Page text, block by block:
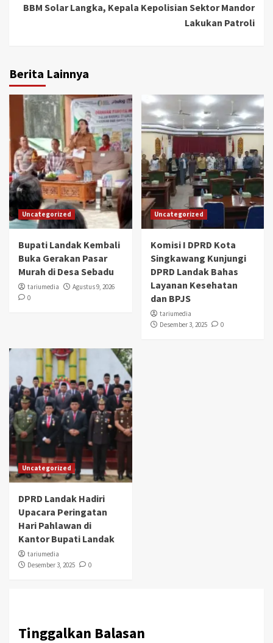
BBM Solar Langka, Kepala Kepolisian Sektor Mandor
Lakukan Patroli
Berita Lainnya
Uncategorized
Bupati Landak Kembali
Buka Gerakan Pasar
Murah di Desa Sebadu
tariumedia
Agustus 9, 2026
0
Uncategorized
Komisi I DPRD Kota
Singkawang Kunjungi
DPRD Landak Bahas
Layanan Kesehatan
dan BPJS
tariumedia
Desember 3, 2025
0
Uncategorized
DPRD Landak Hadiri
Upacara Peringatan
Hari Pahlawan di
Kantor Bupati Landak
tariumedia
Desember 3, 2025
0
Tinggalkan Balasan